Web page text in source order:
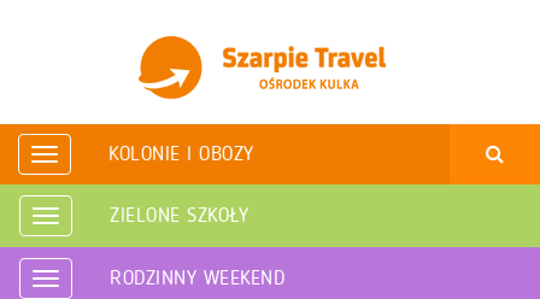
Rozwiń
nawigację
KOLONIE I OBOZY
Rozwiń
nawigację
ZIELONE SZKOŁY
Rozwiń
RODZINNY WEEKEND